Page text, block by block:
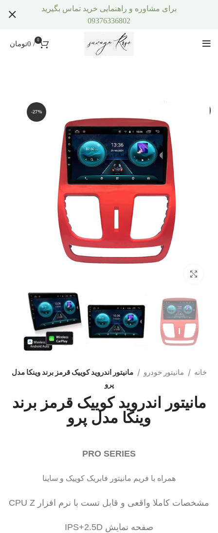
0
/
0تومان
-27%
خانه مانیتور خودرو
مانیتور اندروید کوییک قرمز برند وینکا مدل
پرو
مانیتور اندروید کوییک قرمز برند
وینکا مدل پرو
PRO SERIES
همراه با فریم مانیتور فابریک کوییک و ساینا
مشخصات کاملا واقعی و قابل تست با نرم افزار CPU Z
صفحه نمایش IPS+2.5D
برای مشاوره و راهنمایی خرید تماس بگیرید
09376336802